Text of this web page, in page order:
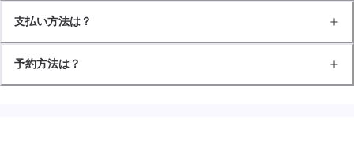
支払い方法は？
予約方法は？